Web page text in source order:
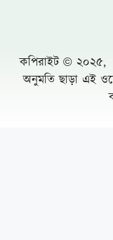
কপিরাইট © ২০২৫,
অনুমতি ছাড়া এই